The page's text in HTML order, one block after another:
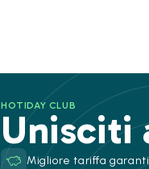
HOTIDAY CLUB
Unisciti
Migliore tariffa